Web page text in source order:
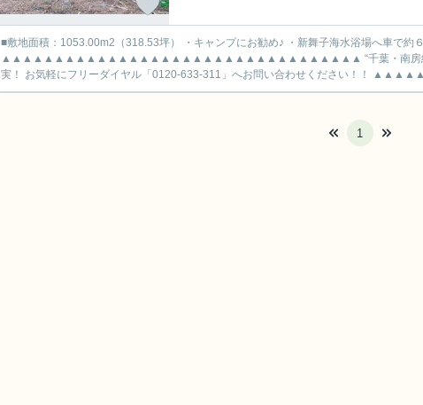
■敷地面積：1053.00m2（318.53坪） ・キャンプにお勧め♪ ・新舞子海水浴場へ車で約６分♪ ・バス停へ徒歩約２分♪
▲▲▲▲▲▲▲▲▲▲▲▲▲▲▲▲▲▲▲▲▲▲▲▲▲▲▲▲▲▲▲▲▲▲ “千葉・南房総で田舎暮
実！ お気軽にフリーダイヤル「0120-633-311」へお問い合わせください！
1